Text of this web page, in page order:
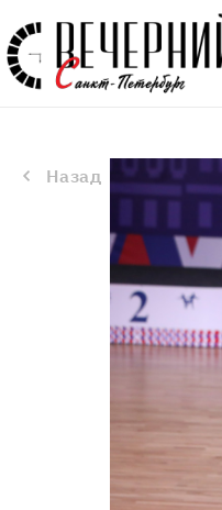
Назад Петербург
Назад